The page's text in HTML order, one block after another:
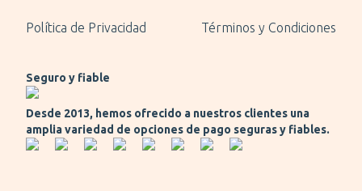
Política de Privacidad Términos y Condiciones
Seguro y fiable
Desde 2013, hemos ofrecido a nuestros clientes una
amplia variedad de opciones de pago seguras y fiables.